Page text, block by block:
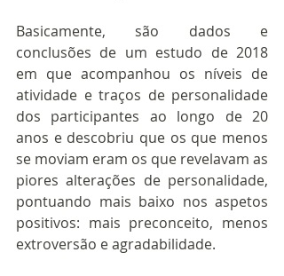
Basicamente, são dados e
conclusões de um estudo de 2018
em que acompanhou os níveis de
atividade e traços de personalidade
dos participantes ao longo de 20
anos e descobriu que os que menos
se moviam eram os que revelavam as
piores alterações de personalidade,
pontuando mais baixo nos aspetos
positivos: mais preconceito, menos
extroversão e agradabilidade.